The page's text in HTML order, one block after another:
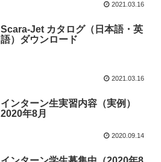
2021.03.16
Scara-Jet カタログ（日本語・英
語）ダウンロード
2021.03.16
インターン生実習内容（実例）
2020年8月
2020.09.14